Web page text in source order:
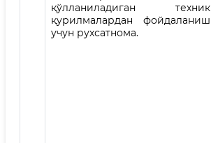
қўлланиладиган техник
қурилмалардан фойдаланиш
учун рухсатнома.